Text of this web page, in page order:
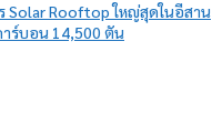
Solar Rooftop ใหญ่สุดในอีสาน
ร์บอน 14,500 ตัน